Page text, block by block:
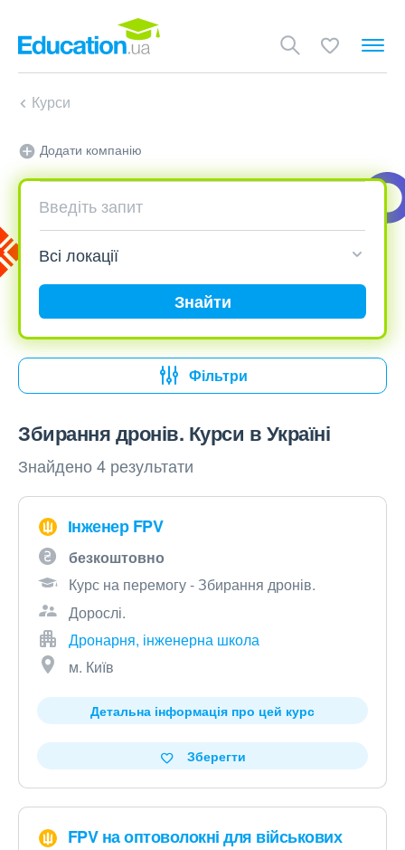
Курси
Додати компанію
Знайти
Фільтри
Збирання дронів. Курси в Україні
Знайдено 4 результати
Інженер FPV
безкоштовно
Курс на перемогу - Збирання дронів.
Дорослі.
Дронарня, інженерна школа
м. Київ
Детальна інформація про цей курс
Зберегти
FPV на оптоволокні для військових